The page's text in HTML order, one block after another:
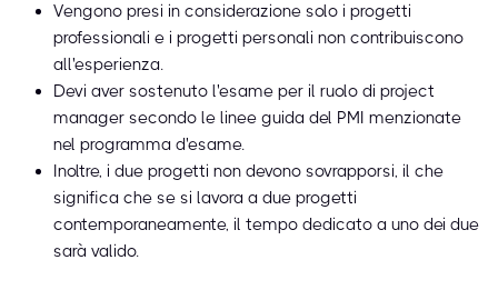
Vengono presi in considerazione solo i progetti
professionali e i progetti personali non contribuiscono
all'esperienza.
Devi aver sostenuto l'esame per il ruolo di project
manager secondo le linee guida del PMI menzionate
nel programma d'esame.
Inoltre, i due progetti non devono sovrapporsi, il che
significa che se si lavora a due progetti
contemporaneamente, il tempo dedicato a uno dei due
sarà valido.